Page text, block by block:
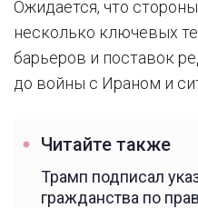
Ожидается, что
несколько ключевых
барьеров и поставок
до войны с Ираном и
Читайте также
Трамп подписал
гражданства по